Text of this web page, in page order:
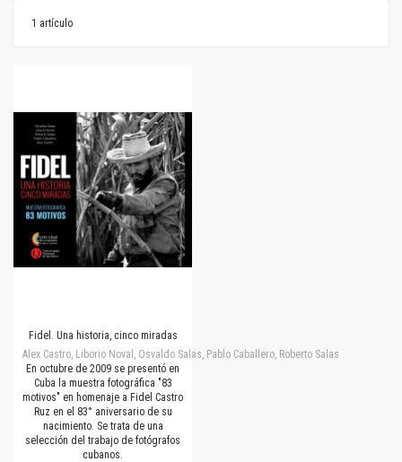
1 artículo
Fidel. Una historia, cinco miradas
Alex Castro, Liborio Noval, Osvaldo Salas, Pablo Caballero, Roberto Salas
En octubre de 2009 se presentó en
Cuba la muestra fotográfica "83
motivos" en homenaje a Fidel Castro
Ruz en el 83° aniversario de su
nacimiento. Se trata de una
selección del trabajo de fotógrafos
cubanos.